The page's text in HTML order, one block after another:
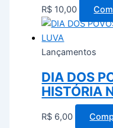
R$ 10,00
Lançamentos
DIA DOS
HISTÓRIA
R$ 6,00